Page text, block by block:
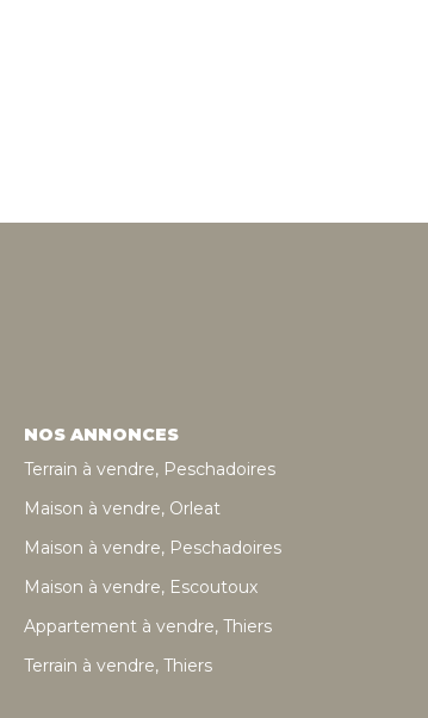
NOS ANNONCES
Terrain à vendre, Peschadoires
Maison à vendre, Orleat
Maison à vendre, Peschadoires
Maison à vendre, Escoutoux
Appartement à vendre, Thiers
Terrain à vendre, Thiers